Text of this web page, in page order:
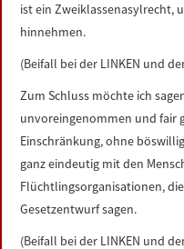
ist ein Zweiklassenasylrecht,
hinnehmen.
(Beifall bei der LINKEN und
Zum Schluss möchte ich
unvoreingenommen und fair
Einschränkung, ohne
ganz eindeutig mit den
Flüchtlingsorganisationen,
Gesetzentwurf sagen.
(Beifall bei der LINKEN und